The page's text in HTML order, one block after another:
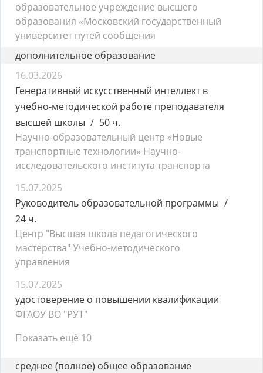
образовательное учреждение высшего
образования «Московский государственный
университет путей сообщения
дополнительное образование
16.03.2026
Генеративный искусственный интеллект в
учебно-методической работе преподавателя
высшей школы
50 ч.
Научно-образовательный центр «Новые
транспортные технологии» Научно-
исследовательского института транспорта
15.07.2025
Руководитель образовательной программы
24 ч.
Центр "Высшая школа педагогического
мастерства" Учебно-методического
управления
15.07.2025
удостоверение о повышении квалификации
ФГАОУ ВО "РУТ"
Показать ещё 10
среднее (полное) общее образование